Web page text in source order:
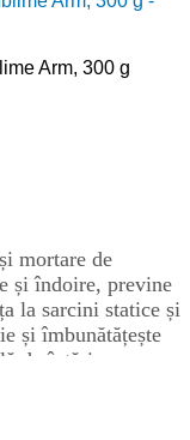
Arm, 300 g
mortare de
și îndoire, previne
la sarcini statice și
și îmbunătățește
de întărire.